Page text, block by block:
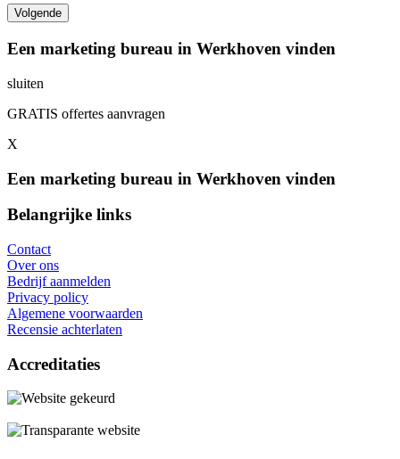
Een marketing bureau in Werkhoven vinden
sluiten
GRATIS offertes aanvragen
X
Een marketing bureau in Werkhoven vinden
Belangrijke links
Contact
Over ons
Bedrijf aanmelden
Privacy policy
Algemene voorwaarden
Recensie achterlaten
Accreditaties